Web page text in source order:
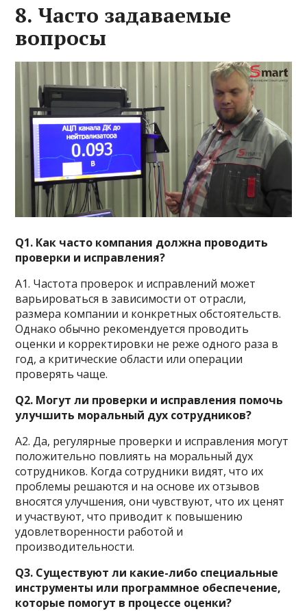
8. Часто задаваемые
вопросы
Q1. Как часто компания должна проводить
проверки и исправления?
А1. Частота проверок и исправлений может
варьироваться в зависимости от отрасли,
размера компании и конкретных обстоятельств.
Однако обычно рекомендуется проводить
оценки и корректировки не реже одного раза в
год, а критические области или операции
проверять чаще.
Q2. Могут ли проверки и исправления помочь
улучшить моральный дух сотрудников?
А2. Да, регулярные проверки и исправления могут
положительно повлиять на моральный дух
сотрудников. Когда сотрудники видят, что их
проблемы решаются и на основе их отзывов
вносятся улучшения, они чувствуют, что их ценят
и участвуют, что приводит к повышению
удовлетворенности работой и
производительности.
Q3. Существуют ли какие-либо специальные
инструменты или программное обеспечение,
которые помогут в процессе оценки?